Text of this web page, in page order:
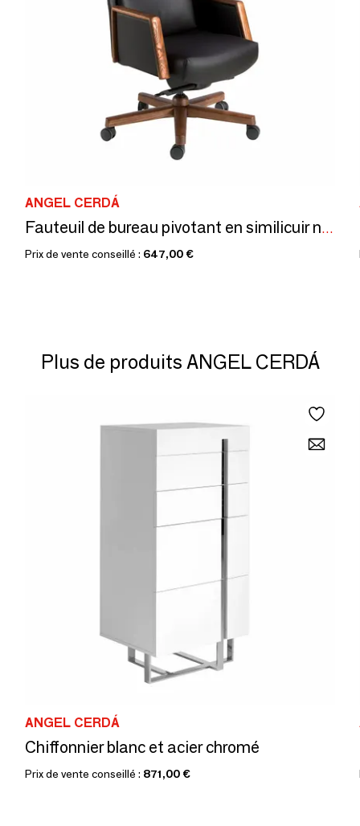
ANGEL CERDÁ
Fauteuil de bureau pivotant en similicuir noir
Prix de vente conseillé : 647,00 €
Plus de produits ANGEL CERDÁ
ANGEL CERDÁ
Chiffonnier blanc et acier chromé
Prix de vente conseillé : 871,00 €